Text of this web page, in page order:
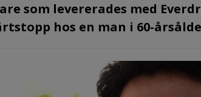
som levererades med
hos en man i 60-